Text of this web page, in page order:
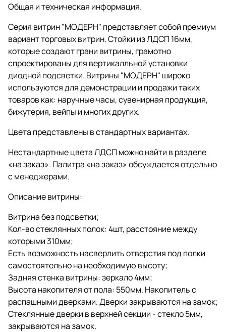
Общая и техническая информация.
Серия витрин "МОДЕРН" представляет собой премиум
вариант торговых витрин. Стойки из ЛДСП 16мм,
которые создают грани витрины, грамотно
спроектированы для вертикалльной установки
диодной подсветки. Витрины "МОДЕРН" широко
используются для демонстрации и продажи таких
товаров как: наручные часы, сувенирная продукция,
бижутерия, вейпы и многих других.
Цвета представлены в стандартных вариантах.
Нестандартные цвета ЛДСП можно найти в разделе
«на заказ». Палитра «на заказ» обсуждается отдельно
с менеджерами.
Описание витрины:
Витрина без подсветки;
Кол-во стеклянных полок: 4шт, расстояние между
которыми 310мм;
Есть возможность насверлить отверстия под полки
самостоятельно на необходимую высоту;
Задняя стенка витрины: зеркало 4мм;
Высота накопителя от пола: 550мм. Накопитель с
распашными дверками. Дверки закрываются на замок;
Стеклянные дверки в верхней секции - стекло 5мм,
закрываются на замок.